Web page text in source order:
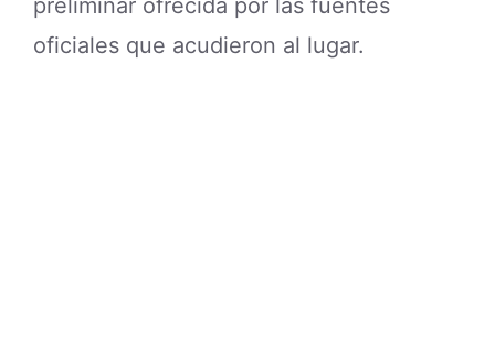
preliminar ofrecida por las fuentes
oficiales que acudieron al lugar.